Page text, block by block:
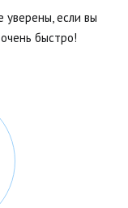
если вы
быстро!